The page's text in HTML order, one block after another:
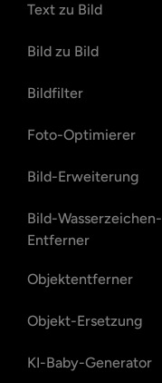
Text zu Bild
Bild zu Bild
Bildfilter
Foto-Optimierer
Bild-Erweiterung
Bild-Wasserzeichen-
Entferner
Objektentferner
Objekt-Ersetzung
KI-Baby-Generator